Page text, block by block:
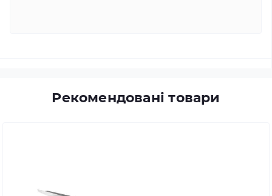
Рекомендовані товари